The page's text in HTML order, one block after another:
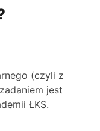
(czyli z
jest
ŁKS.